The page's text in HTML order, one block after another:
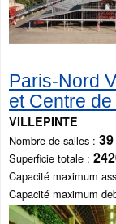
Paris-Nord
et Centre
VILLEPINTE
Nombre de salles 39
Superficie totale
Capacité maximum
Capacité maximum